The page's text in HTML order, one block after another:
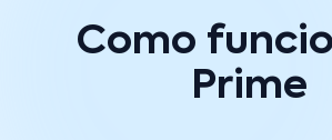
Como
Prime